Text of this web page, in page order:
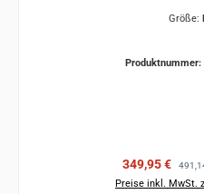
Größe:
Produktnummer:
Verkaufspreis:
349,95 €
Preise inkl. MwSt.